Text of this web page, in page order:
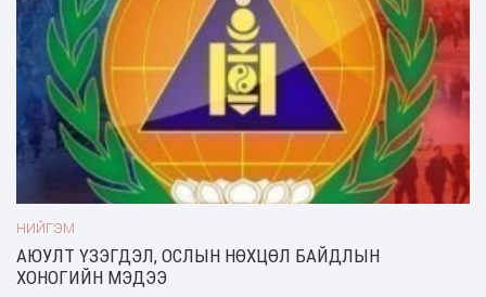
гуйна. За тэгээд 5 дахь өдөр болно. Бүгд гэр лүүгээ явна гээд
бөөн баяр хөөр догдлол байдаг. Гэвч 5 өдөр байлгачихаад нэг
өдөр эрт ирээд авчихаж чаддаггүй хүмүүс бас байдаг. Найзууд
нь ар араасаа гэр лүүгээ яваад л байдаг , яг нөгөө уйлдаг,
уцаарладаг хүүхдүүдийн аав ээжүүд нь байхгүй алга болчихно.
Багш бид нар бол хүүхдүүдийнхээ төлөө өдөр шөнөгүй л
хараад сууна. Бид нарын ажил, сууж сайн харах ёстой. Зарим
нэгэн хүүхдүүд зүүдлээд босоод явдаг учраас хараа салгаж
болохгүй. Яагаад аав ээжүүд маань хүүхдээ өөрөөсөө ингэж
түлхээд байдаг юм бэ. Нэг мэдэхэд л том болцгооно шүү дээ.
нэг өдөр ч гэсэн хүүхдээ хайраар битгий дутаа л даа.
Хүүхдүүдээ хараад өрөвдсөн багш... Хүүхдүүд минь хажууд
НИЙГЭМ
АЮУЛТ ҮЗЭГДЭЛ, ОСЛЫН НӨХЦӨЛ БАЙДЛЫН
ХОНОГИЙН МЭДЭЭ